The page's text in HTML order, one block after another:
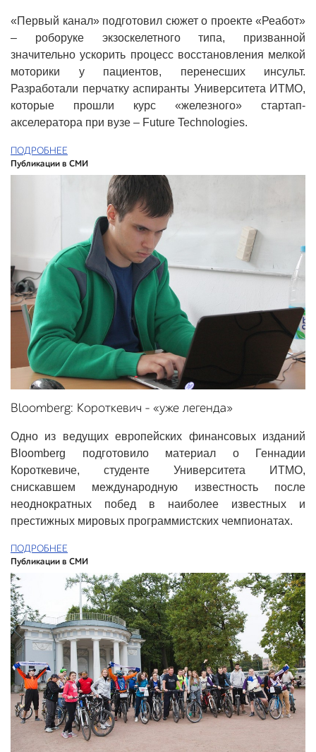
«Первый канал» подготовил сюжет о проекте «Реабот»
– роборуке экзоскелетного типа, призванной
значительно ускорить процесс восстановления мелкой
моторики у пациентов, перенесших инсульт.
Разработали перчатку аспиранты Университета ИТМО,
которые прошли курс «железного» стартап-
акселератора при вузе – Future Technologies.
ПОДРОБНЕЕ
Публикации в СМИ
Bloomberg: Короткевич – «уже легенда»
Одно из ведущих европейских финансовых изданий
Bloomberg подготовило материал о Геннадии
Короткевиче, студенте Университета ИТМО,
снискавшем международную известность после
неоднократных побед в наиболее известных и
престижных мировых программистских чемпионатах.
ПОДРОБНЕЕ
Публикации в СМИ